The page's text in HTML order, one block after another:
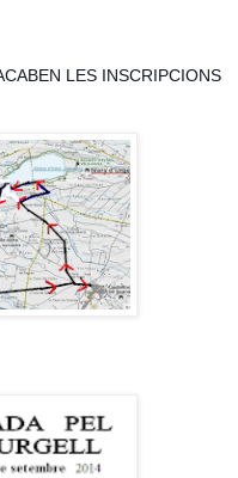
LES INSCRIPCIONS